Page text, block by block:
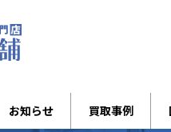
お知らせ 買取事例